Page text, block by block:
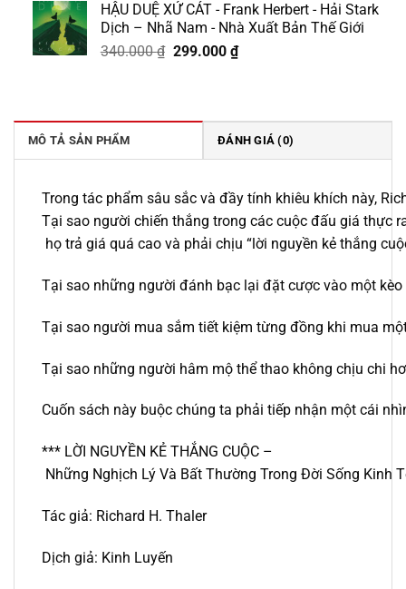
là:
249.000 ₫.
tại
là:
219.000 ₫.
HẬU DUỆ XỨ CÁT - Frank Herbert - Hải Stark
Dịch – Nhã Nam - Nhà Xuất Bản Thế Giới
340.000₫ Giá
299.000 ₫Giá
299.000 ₫.
MÔ TẢ SẢN PHẨM ĐÁNH GIÁ (0)
Trong tác phẩm sâu sắc và đầy tính khiêu khích này,
Tại sao người chiến thắng trong các cuộc đấu giá thực
họ trả giá quá cao và phải chịu “lời nguyền kẻ thắng
Tại sao những người đánh bạc lại đặt cược vào một
Tại sao người mua sắm tiết kiệm từng đồng khi mua
Tại sao những người hâm mộ thể thao không chịu chi
Cuốn sách này buộc chúng ta phải tiếp nhận một cái
*** LỜI NGUYỀN KẺ THẮNG CUỘC –
Những Nghịch Lý Và Bất Thường Trong Đời Sống Kinh
Tác giả: Richard H. Thaler
Dịch giả: Kinh Luyến